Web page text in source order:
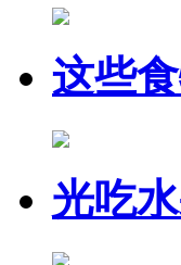
这些
光吃